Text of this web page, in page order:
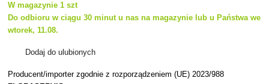
W magazynie 1 szt
Do odbioru w ciągu 30 minut u nas na magazynie lub u Państwa we
wtorek, 11.08.
Dodaj do ulubionych
Producent/importer zgodnie z rozporządzeniem (UE) 2023/988